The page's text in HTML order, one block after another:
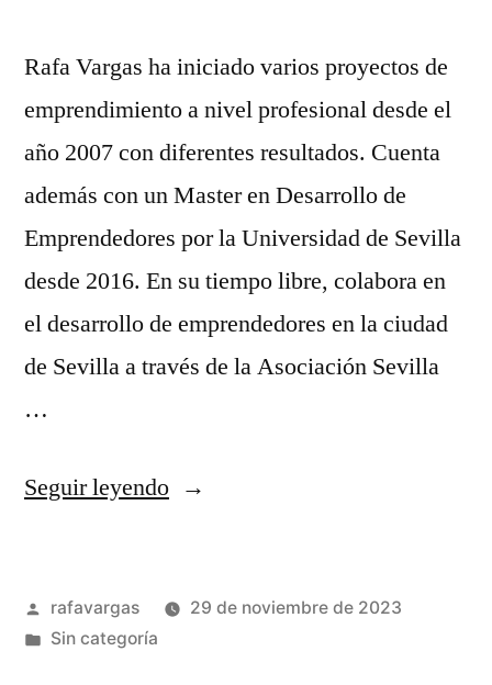
Rafa Vargas ha iniciado varios proyectos de
emprendimiento a nivel profesional desde el
año 2007 con diferentes resultados. Cuenta
además con un Master en Desarrollo de
Emprendedores por la Universidad de Sevilla
desde 2016. En su tiempo libre, colabora en
el desarrollo de emprendedores en la ciudad
de Sevilla a través de la Asociación Sevilla
…
Seguir leyendo«Rafa
emprendedor»
Publicado
por
rafavargas
29 de noviembre de 2023
Publicado
Sin categoría